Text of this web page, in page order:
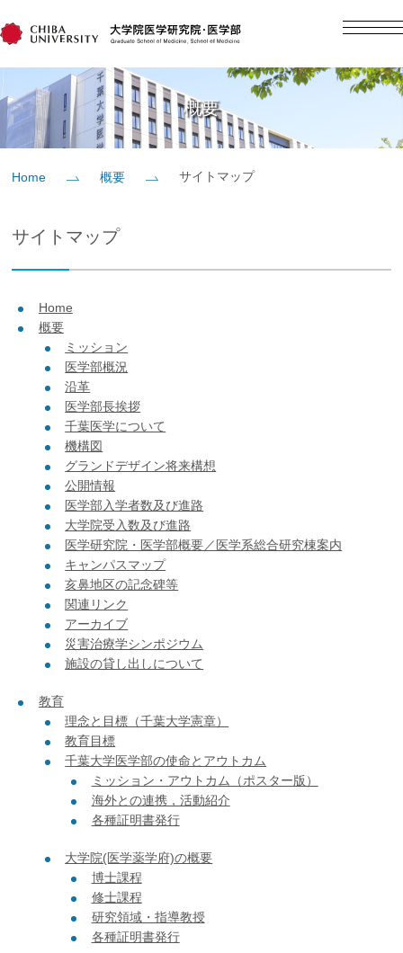
日本語
Home
研究
入学案内
大学院志望の方医学部志望の方
お問い合わせ交通アクセス
概要
Home 概要 サイトマップ
サイトマップ
Home
概要
ミッション
医学部概況
沿革
医学部長挨拶
千葉医学について
機構図
グランドデザイン将来構想
公開情報
医学部入学者数及び進路
大学院受入数及び進路
医学研究院・医学部概要／医学系総合研究棟案内
キャンパスマップ
亥鼻地区の記念碑等
関連リンク
アーカイブ
災害治療学シンポジウム
施設の貸し出しについて
教育
理念と目標（千葉大学憲章）
教育目標
千葉大学医学部の使命とアウトカム
ミッション・アウトカム（ポスター版）
海外との連携，活動紹介
各種証明書発行
大学院(医学薬学府)の概要
博士課程
修士課程
研究領域・指導教授
各種証明書発行